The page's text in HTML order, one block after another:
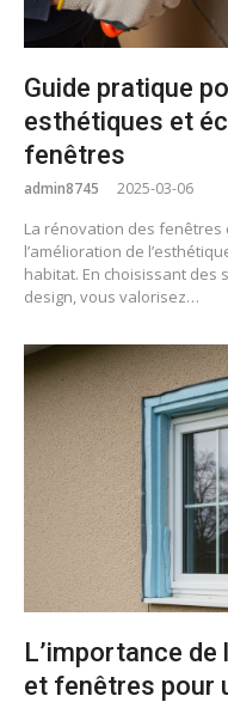
Guide pratique
esthétiques et
fenêtres
admin8745 2025-03-06
La rénovation des
l’amélioration de
habitat. En choisissant
design, vous valorisez…
L’importance
et fenêtres pour